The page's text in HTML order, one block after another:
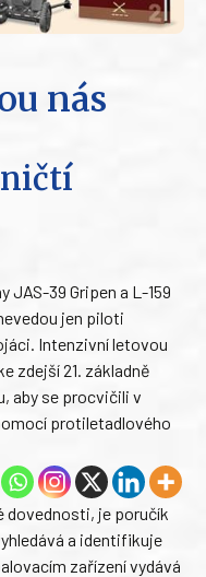
nás
JAS-39 Gripen a L-159
jen piloti
Intenzivní letovou
zdejší 21. základně
aby se procvičili v
protiletadlového
dovednosti, je poručík
a identifikuje
zařízení vydává